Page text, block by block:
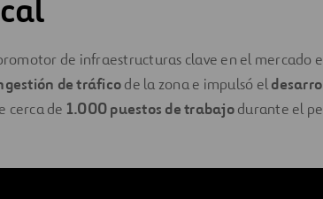
de infraestructuras clave en el mercado
de tráficode la zona e impulsó el
cerca de 1.000 puestos de trabajodurante el